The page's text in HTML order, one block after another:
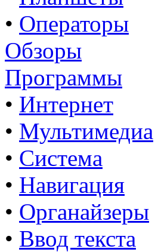
• Операторы
Обзоры
Программы
• Интернет
• Мультимедиа
• Система
• Навигация
• Органайзеры
• Ввод текста